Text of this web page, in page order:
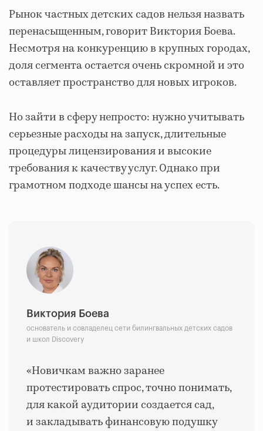
Рынок частных детских садов нельзя назвать
перенасыщенным, говорит Виктория Боева.
Несмотря на конкуренцию в крупных городах,
доля сегмента остается очень скромной и это
оставляет пространство для новых игроков.
Но зайти в сферу непросто: нужно учитывать
серьезные расходы на запуск, длительные
процедуры лицензирования и высокие
требования к качеству услуг. Однако при
грамотном подходе шансы на успех есть.
Виктория Боева
основатель и совладелец сети билингвальных детских садов
и школ Discovery
«Новичкам важно заранее
протестировать спрос, точно понимать,
для какой аудитории создается сад,
и закладывать финансовую подушку